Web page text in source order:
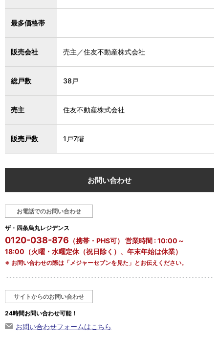
最多価格帯
販売会社 売主／住友不動産株式会社
総戸数 38戸
売主 住友不動産株式会社
販売戸数 1戸7階
お問い合わせ
お電話でのお問い合わせ
ザ・四条烏丸レジデンス
0120-038-876 （携帯・PHS可） 営業時間 : 10:00～
18:00（火曜・水曜定休（祝日除く）、年末年始は休業）
※ お問い合わせの際は「メジャーセブンを見た」とお伝えください。
サイトからのお問い合わせ
24時間お問い合わせ可能！
お問い合わせフォームはこちら